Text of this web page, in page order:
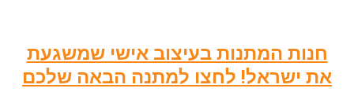
חנות המתנות בעיצוב אישי שמשגעת
את ישראל! לחצו למתנה הבאה שלכם